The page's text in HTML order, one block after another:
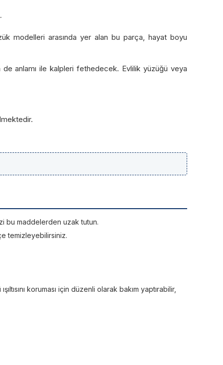
modelleri arasında yer alan bu parça, hayat boyu
anlamı ile kalpleri fethedecek. Evlilik yüzüğü veya
bu maddelerden uzak tutun.
temizleyebilirsiniz.
koruması için düzenli olarak bakım yaptırabilir,